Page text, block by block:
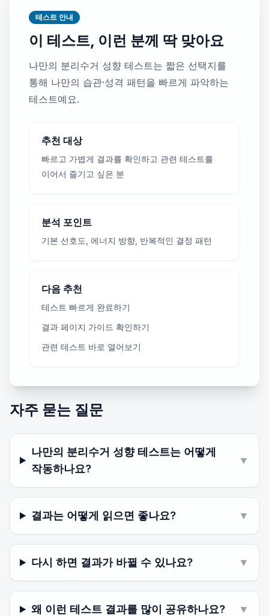
테스트 안내
이 테스트, 이런 분께 딱 맞아요
나만의 분리수거 성향 테스트는 짧은 선택지를
통해 나만의 습관·성격 패턴을 빠르게 파악하는
테스트예요.
추천 대상
빠르고 가볍게 결과를 확인하고 관련 테스트를
이어서 즐기고 싶은 분
분석 포인트
기본 선호도, 에너지 방향, 반복적인 결정 패턴
다음 추천
테스트 빠르게 완료하기
결과 페이지 가이드 확인하기
관련 테스트 바로 열어보기
자주 묻는 질문
나만의 분리수거 성향 테스트는 어떻게
작동하나요?
▼
결과는 어떻게 읽으면 좋나요? ▼
다시 하면 결과가 바뀔 수 있나요? ▼
왜 이런 테스트 결과를 많이 공유하나요? ▼